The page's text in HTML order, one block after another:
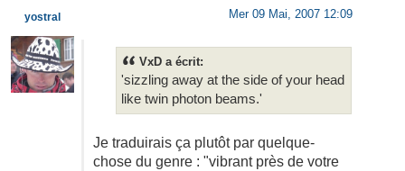
Mer 09 Mai, 2007 12:09
VxD a écrit:
'sizzling away at the side of your head
like twin photon beams.'
Je traduirais ça plutôt par quelque-
chose du genre : "vibrant près de votre
yostral